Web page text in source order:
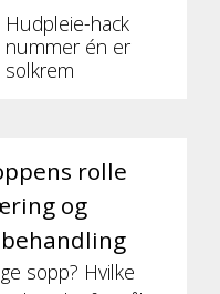
Hudpleie-hack
nummer én er
solkrem
rolle
og
sopp? Hvilke